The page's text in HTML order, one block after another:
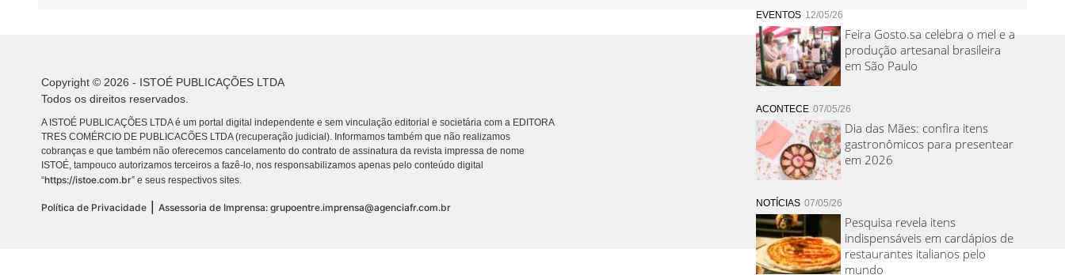
EVENTOS 12/05/26
Feira Gosto.sa celebra o mel e a
produção artesanal brasileira
em São Paulo
ACONTECE 07/05/26
Dia das Mães: confira itens
gastronômicos para presentear
em 2026
NOTÍCIAS 07/05/26
Pesquisa revela itens
indispensáveis em cardápios de
restaurantes italianos pelo
mundo
Copyright © 2026 - ISTOÉ PUBLICAÇÕES LTDA
Todos os direitos reservados.
A ISTOÉ PUBLICAÇÕES LTDA é um portal digital independente e sem vinculação editorial e societária com a EDITORA
TRES COMÉRCIO DE PUBLICACÕES LTDA (recuperação judicial). Informamos também que não realizamos
cobranças e que também não oferecemos cancelamento do contrato de assinatura da revista impressa de nome
ISTOÉ, tampouco autorizamos terceiros a fazê-lo, nos responsabilizamos apenas pelo conteúdo digital
“https://istoe.com.br” e seus respectivos sites.
Política de Privacidade Assessoria de Imprensa: grupoentre.imprensa@agenciafr.com.br